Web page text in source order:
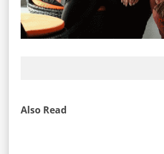
Also Read